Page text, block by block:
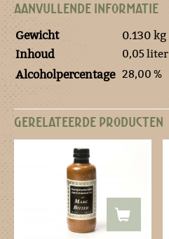
AANVULLENDE INFORMATIE
Gewicht
0.130 kg
Inhoud
0,05 liter
Alcoholpercentage 28,00 %
GERELATEERDE PRODUCTEN